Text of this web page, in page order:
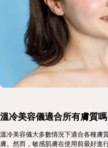
溫冷美容儀適合所有膚質嗎
溫冷美容儀大多數情況下適合各種膚
膚。然而，敏感肌膚在使用前最好進